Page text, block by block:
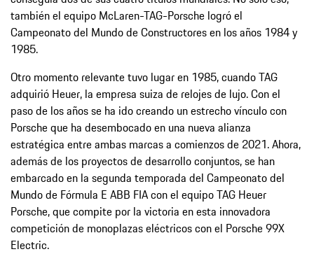
también el equipo McLaren-TAG-Porsche logró el
Campeonato del Mundo de Constructores en los años 1984 y
1985.
Otro momento relevante tuvo lugar en 1985, cuando TAG
adquirió Heuer, la empresa suiza de relojes de lujo. Con el
paso de los años se ha ido creando un estrecho vínculo con
Porsche que ha desembocado en una nueva alianza
estratégica entre ambas marcas a comienzos de 2021. Ahora,
además de los proyectos de desarrollo conjuntos, se han
embarcado en la segunda temporada del Campeonato del
Mundo de Fórmula E ABB FIA con el equipo TAG Heuer
Porsche, que compite por la victoria en esta innovadora
competición de monoplazas eléctricos con el Porsche 99X
Electric.